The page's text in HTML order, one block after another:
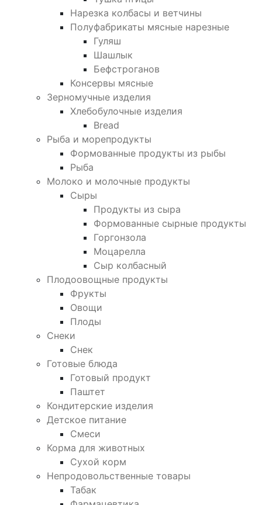
Нарезка колбасы и ветчины
Полуфабрикаты мясные нарезные
Гуляш
Шашлык
Бефстроганов
Консервы мясные
Зерномучные изделия
Хлебобулочные изделия
Bread
Рыба и морепродукты
Формованные продукты из рыбы
Рыба
Молоко и молочные продукты
Сыры
Продукты из сыра
Формованные сырные продукты
Горгонзола
Моцарелла
Сыр колбасный
Плодоовощные продукты
Фрукты
Овощи
Плоды
Снеки
Снек
Готовые блюда
Готовый продукт
Паштет
Кондитерские изделия
Детское питание
Смеси
Корма для животных
Сухой корм
Непродовольственные товары
Табак